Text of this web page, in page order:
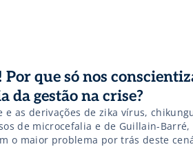
Por que só nos
da gestão na crise?
e as derivações de zika vírus,
de microcefalia e de Guillain-
o maior problema por trás deste